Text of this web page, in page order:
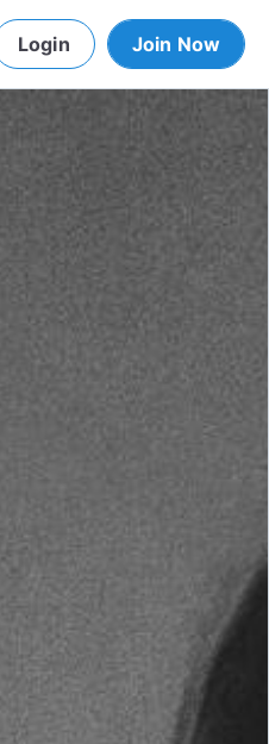
Login Join Now